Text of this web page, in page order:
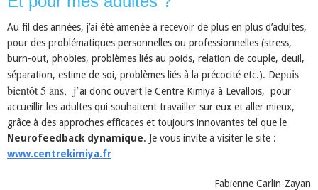
Au fil des années, j’ai été amenée à recevoir de plus en plus d’adultes,
pour des problématiques personnelles ou professionnelles (stress,
burn-out, phobies, problèmes liés au poids, relation de couple, deuil,
séparation, estime de soi, problèmes liés à la précocité etc.). Depuis
bientôt 5 ans, j’ai donc ouvert le Centre Kimiya à Levallois, pour
accueillir les adultes qui souhaitent travailler sur eux et aller mieux,
grâce à des approches efficaces et toujours innovantes tel que le
Neurofeedback dynamique. Je vous invite à visiter le site :
www.centrekimiya.fr
Fabienne Carlin-Zayan